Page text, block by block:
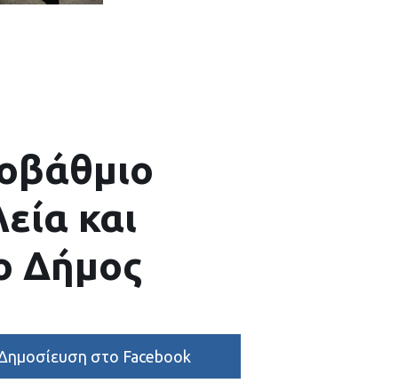
και
Δήμος
στο Facebook